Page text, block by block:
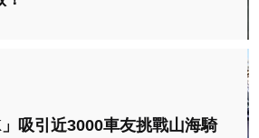
」吸引近3000車友挑戰山海騎